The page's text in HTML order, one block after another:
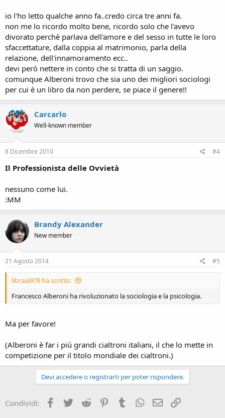
io l'ho letto qualche anno fa..credo circa tre anni fa.
non me lo ricordo molto bene, ricordo solo che l'avevo
divorato perchè parlava dell'amore e del sesso in tutte le loro
sfaccettature, dalla coppia al matrimonio, parla della
relazione, dell'innamoramento ecc..
devi però nettere in conto che si tratta di un saggio.
comunque Alberoni trovo che sia uno dei migliori sociologi
per cui è un libro da non perdere, se piace il genere!!
Carcarlo
Well-known member
8 Dicembre 2010 #4
Il Professionista delle Ovvietà
nessuno come lui.
:MM
Brandy Alexander
New member
21 Agosto 2014 #5
libraia978 ha scritto:
Francesco Alberoni ha rivoluzionato la sociologia e la psicologia.
Ma per favore!
(Alberoni è far i più grandi cialtroni italiani, il che lo mette in
competizione per il titolo mondiale dei cialtroni.)
Devi accedere o registrarti per poter rispondere.
Condividi: Facebook
Twitter Reddit PinterestTumblrWhatsApp
e-mail